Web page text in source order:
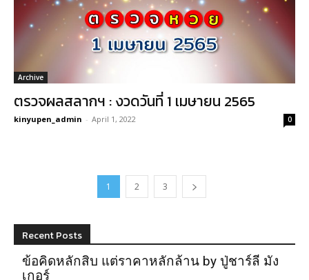
Archive
ตรวจผลสลากฯ : งวดวันที่ 1 เมษายน 2565
kinyupen_admin - April 1, 2022 0
1 2 3
Recent Posts
ข้อคิดหลักสิบ แต่ราคาหลักล้าน by ปู่ชาร์ลี มัง
เกอร์